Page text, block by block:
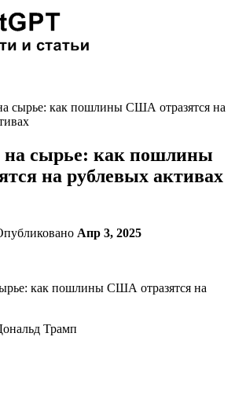
сырье: как пошлины США отразятся на
на сырье: как пошлины
на рублевых активах
Апр 3, 2025
Трамп